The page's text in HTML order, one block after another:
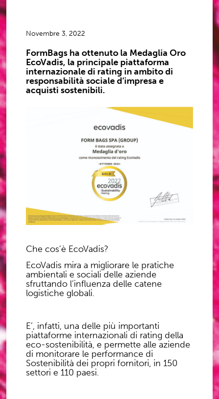
Novembre 3, 2022
FormBags ha ottenuto la Medaglia Oro
EcoVadis, la principale piattaforma
internazionale di rating in ambito di
responsabilità sociale d’impresa e
acquisti sostenibili.
Che cos’è EcoVadis?
EcoVadis mira a migliorare le pratiche
ambientali e sociali delle aziende
sfruttando l’influenza delle catene
logistiche globali.
E’, infatti, una delle più importanti
piattaforme internazionali di rating della
eco-sostenibilità, e permette alle aziende
di monitorare le performance di
Sostenibilità dei propri fornitori, in 150
settori e 110 paesi.